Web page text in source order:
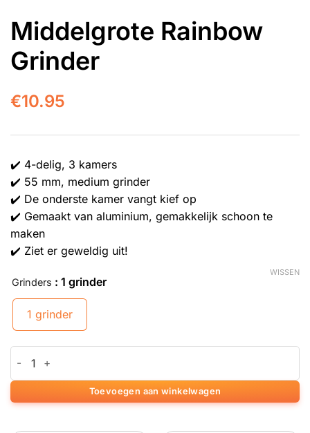
Middelgrote Rainbow
Grinder
€10.95
✔️ 4-delig, 3 kamers
✔️ 55 mm, medium grinder
✔️ De onderste kamer vangt kief op
✔️ Gemaakt van aluminium, gemakkelijk schoon te
maken
✔️ Ziet er geweldig uit!
Grinders : 1 grinder
1 grinder
WISSEN
Toevoegen aan winkelwagen